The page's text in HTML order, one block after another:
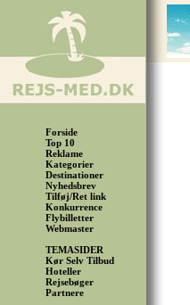
Forside
Top 10
Reklame
Kategorier
Destinationer
Nyhedsbrev
Tilføj/Ret link
Konkurrence
Flybilletter
Webmaster
TEMASIDER
Kør Selv Tilbud
Hoteller
Rejsebøger
Partnere